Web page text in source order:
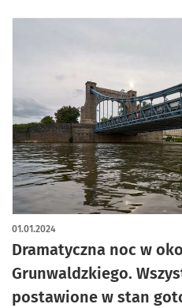
Dramatyczna noc w
Grunwaldzkiego.
postawione w stan
01.01.2024